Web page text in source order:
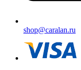
shop@caralan.ru